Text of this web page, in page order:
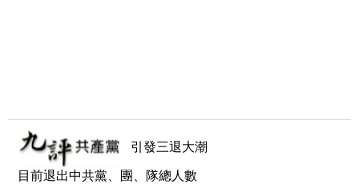
引發三退大潮
目前退出中共黨、團、隊總人數